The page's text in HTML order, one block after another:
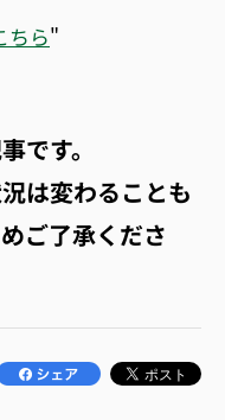
ちら"
です。
は変わることも
ご了承くださ